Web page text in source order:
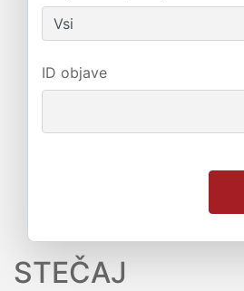
ID objave
STEČAJ